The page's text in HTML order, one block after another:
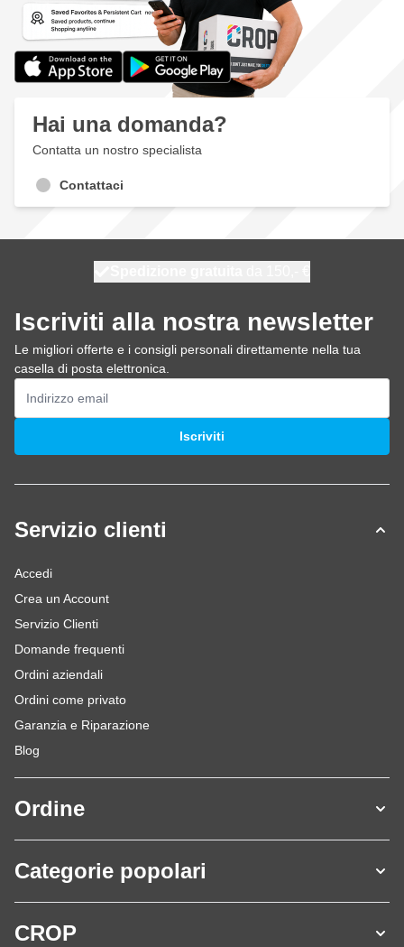
Hai una domanda?
Contatta un nostro specialista
Contattaci
Iscriviti alla nostra newsletter
Le migliori offerte e i consigli personali direttamente nella tua
casella di posta elettronica.
Indirizzo email
Iscriviti
Servizio clienti
Accedi
Crea un Account
Servizio Clienti
Domande frequenti
Ordini aziendali
Ordini come privato
Garanzia e Riparazione
Blog
Ordine
Categorie popolari
CROP